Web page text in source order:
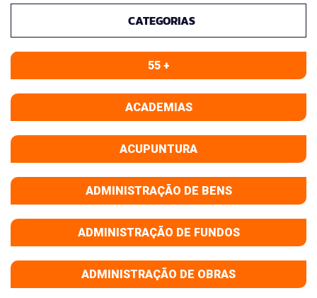
CATEGORIAS
55 +
ACADEMIAS
ACUPUNTURA
ADMINISTRAÇÃO DE BENS
ADMINISTRAÇÃO DE FUNDOS
ADMINISTRAÇÃO DE OBRAS